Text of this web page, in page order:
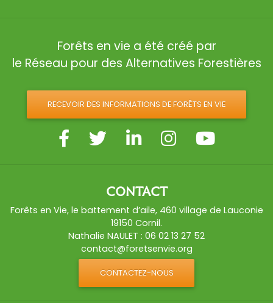
Forêts en vie a été créé par
le Réseau pour des Alternatives Forestières
RECEVOIR DES INFORMATIONS DE FORÊTS EN VIE
CONTACT
Forêts en Vie, le battement d’aile, 460 village de Lauconie
19150 Cornil.
Nathalie NAULET : 06 02 13 27 52
contact@foretsenvie.org
CONTACTEZ-NOUS